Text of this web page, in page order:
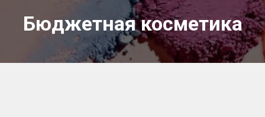
Бюджетная косметика